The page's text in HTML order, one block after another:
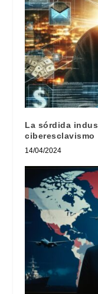
La sórdida
ciberesclavismo
14/04/2024